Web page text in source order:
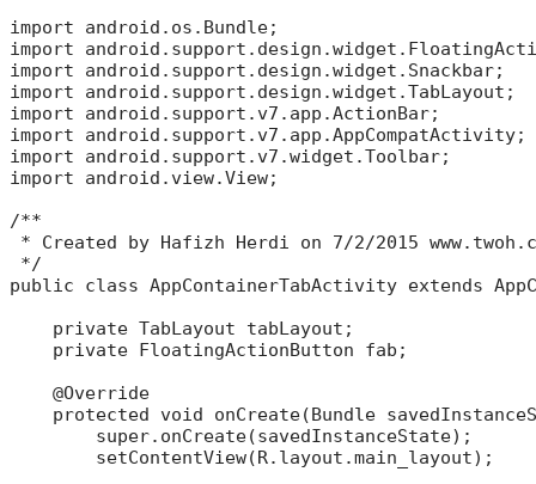
import android.os.Bundle;
import
import android.support.design.widget.Snackbar;
import android.support.design.widget.TabLayout;
import android.support.v7.app.ActionBar;
import android.support.v7.app.AppCompatActivity;
import android.support.v7.widget.Toolbar;
import android.view.View;
/**
* Created by Hafizh Herdi on 7/2/2015
*/
public class AppContainerTabActivity extends
    private TabLayout tabLayout;
    private FloatingActionButton fab;
    @Override
protected void onCreate(Bundle
        super.onCreate(savedInstanceState);
        setContentView(R.layout.main_layout);